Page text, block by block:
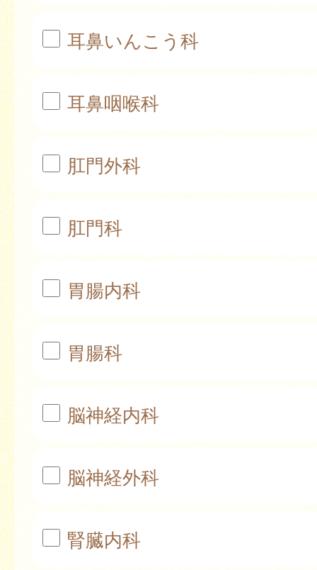
耳鼻いんこう科
耳鼻咽喉科
肛門外科
肛門科
胃腸内科
胃腸科
脳神経内科
脳神経外科
腎臓内科